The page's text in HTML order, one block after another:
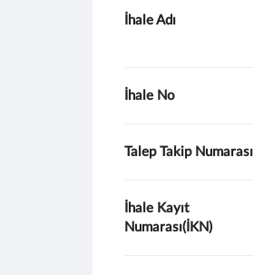
İhale Adı
İhale No
Talep Takip Numarası
İhale Kayıt
Numarası(İKN)